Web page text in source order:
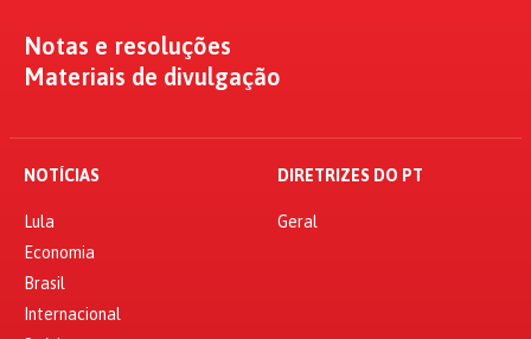
Notas e resoluções
Materiais de divulgação
NOTÍCIAS
Lula
Economia
Brasil
Internacional
DIRETRIZES DO PT
Geral